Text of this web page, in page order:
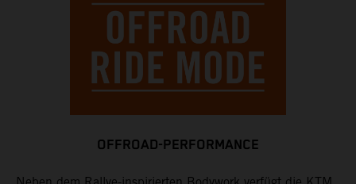
OFFROAD-PERFORMANCE